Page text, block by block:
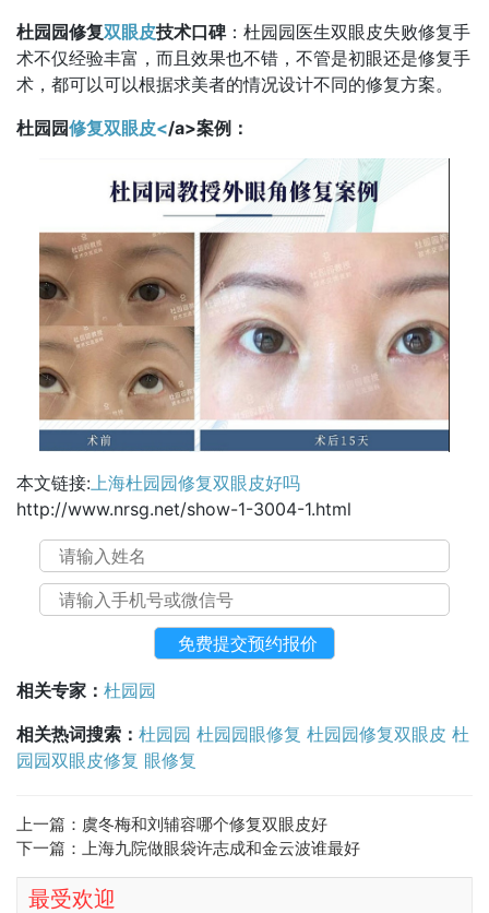
杜园园修复双眼皮技术口碑：杜园园医生双眼皮失败修复手
术不仅经验丰富，而且效果也不错，不管是初眼还是修复手
术，都可以可以根据求美者的情况设计不同的修复方案。
杜园园修复双眼皮</a>案例：
本文链接:上海杜园园修复双眼皮好吗
http://www.nrsg.net/show-1-3004-1.html
相关专家： 杜园园
相关热词搜索： 杜园园 杜园园眼修复 杜园园修复双眼皮 杜
园园双眼皮修复 眼修复
上一篇： 虞冬梅和刘辅容哪个修复双眼皮好
下一篇： 上海九院做眼袋许志成和金云波谁最好
最受欢迎